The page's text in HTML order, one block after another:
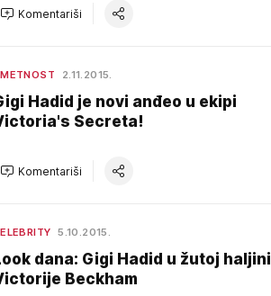
Komentariši
2.11.2015.
Hadid je novi anđeo u ekipi
Secreta!
Komentariši
5.10.2015.
dana: Gigi Hadid u žutoj haljini
Beckham